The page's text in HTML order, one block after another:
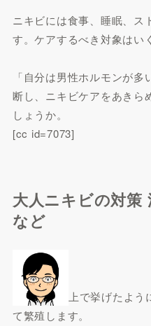
ニキビには食事、睡眠、ス
す。ケアするべき対象はい
「自分は男性ホルモンが
断し、ニキビケアをあきら
しょうか。
[cc id=7073]
大人ニキビの対策
など
上で挙げたよ
て繁殖します。